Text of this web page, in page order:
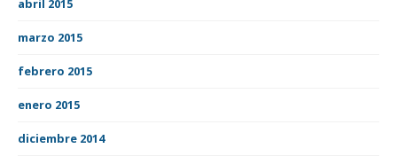
marzo 2015
febrero 2015
enero 2015
diciembre 2014